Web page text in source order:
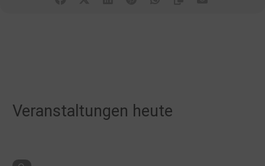
Veranstaltungen heute